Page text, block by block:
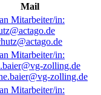
Mail
zolling.de